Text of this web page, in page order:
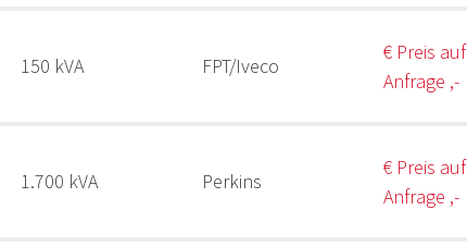
150 kVA FPT/Iveco
€ Preis auf
Anfrage ,-
1.700 kVA Perkins
€ Preis auf
Anfrage ,-